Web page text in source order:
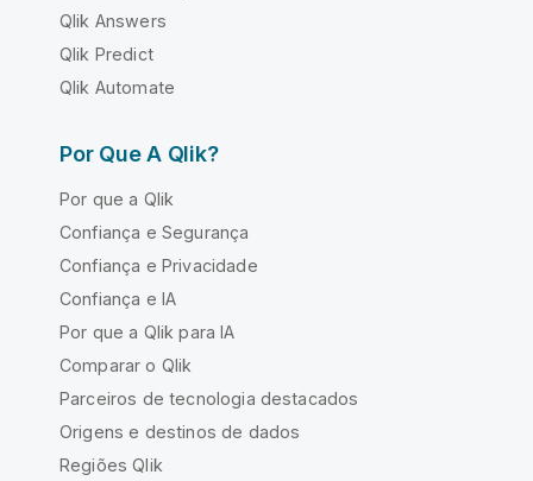
Qlik Answers
Qlik Predict
Qlik Automate
Por Que A Qlik?
Por que a Qlik
Confiança e Segurança
Confiança e Privacidade
Confiança e IA
Por que a Qlik para IA
Comparar o Qlik
Parceiros de tecnologia destacados
Origens e destinos de dados
Regiões Qlik